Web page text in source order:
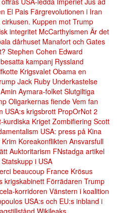
El Pais Färgrevolutionen i Iran
Kuppen mot Trump
integritet McCarthyismen Är det
dårhuset Manafort och Gates
Stephen Cohen Edward
kampanj Ryssland
Krigsvalet Obama en
Jack Ruby Underkastelse
Aymara-folket Slutgiltiga
Oligarkernas fiende Vem fan
USA:s krigsbrott PropOrNot 2
kurdiska Kriget Zombifiering Scott
USA: press på Kina
Koreakonflikten Ansvarsfull
Auktoritarism FNstadga artikel
Statskupp i USA
beaucoup France Krösus
krigskabinett Förrädaren Trump
korridoren Vänstern i koalition
USA:s och EU:s inbland i
Wikileaks